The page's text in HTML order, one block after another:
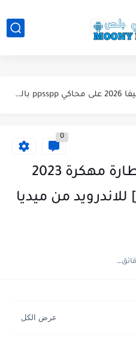
تحميل لعبة فيفا 2026 على محاكي ppsspp بالتعليق العربي للاندرويد...
تحميل لعبة بيس 12 مود بيس 2025 للاندرويد آخر الانتقالات...
تحميل تطبيق اورج 2025 مهكر من ميديا فاير تطبيق ORG...
0
تحميل لعبة ملك الطارة مهكرة 2023
للاندرويد من ميديا